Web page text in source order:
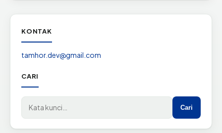
KONTAK
tamhor.dev@gmail.com
CARI
Cari di situs
Cari